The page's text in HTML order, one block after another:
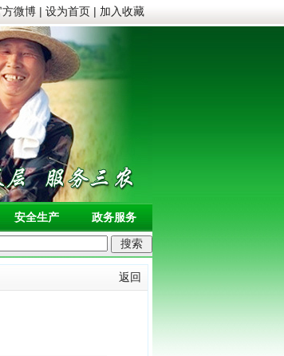
方微博 | 设为首页 | 加入收藏
安全生产 政务服务
返回